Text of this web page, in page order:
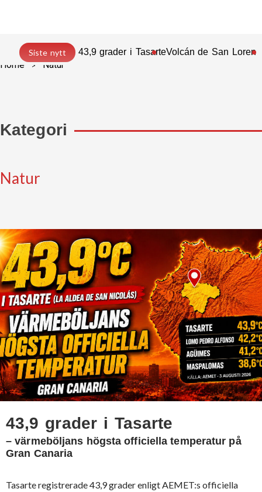
Siste nytt 43,9 grader i TasarteVolcán de San
Home Natur
Kategori
Natur
43,9 grader i Tasarte
– värmeböljans högsta officiella temperatur på
Gran Canaria
Tasarte registrerade 43,9 grader enligt AEMET:s officiella